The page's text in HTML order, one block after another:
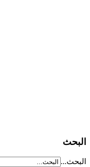
البحث
البحث...